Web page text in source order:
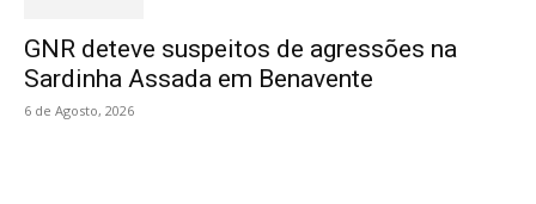
GNR deteve suspeitos de agressões na
Sardinha Assada em Benavente
6 de Agosto, 2026